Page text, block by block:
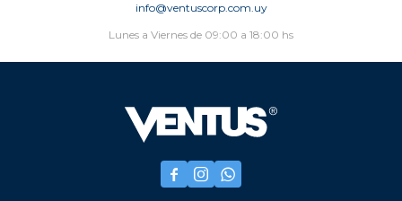
info@ventuscorp.com.uy
Lunes a Viernes de 09:00 a 18:00 hs
  